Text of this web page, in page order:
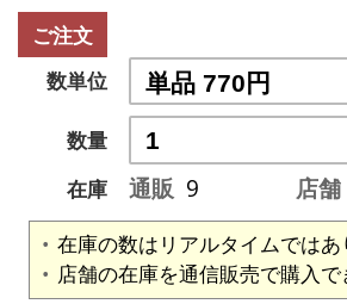
ご注文
数単位
数量
在庫
通販 9 店舗
在庫の数はリアルタイムではあ
店舗の在庫を通信販売で購入で